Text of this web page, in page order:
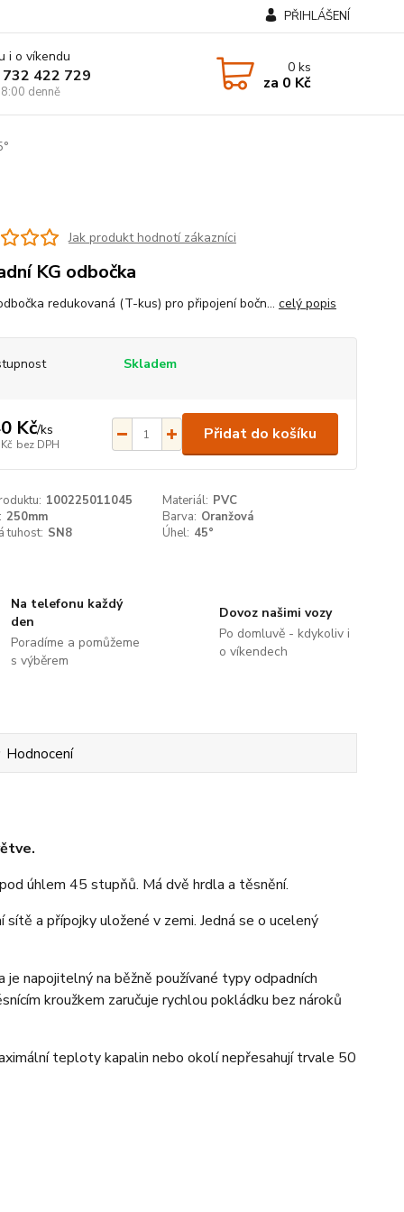
PŘIHLÁŠENÍ
i o víkendu
422 729
denně
0ks
za 0 Kč
Jak produkt hodnotí zákazníci
KG odbočka
redukovaná (T-kus) pro připojení bočn... celý popis
Skladem
Kč/ks
bez DPH
Přidat do košíku
100225011045 Materiál: PVC
250mm Barva: Oranžová
tuhost: SN8 Úhel: 45°
Na telefonu každý
den
Poradíme a pomůžeme
s výběrem
Dovoz našimi vozy
Po domluvě - kdykoliv i
o víkendech
Hodnocení
úhlem 45 stupňů. Má dvě hrdla a těsnění.
a přípojky uložené v zemi. Jedná se o ucelený
napojitelný na běžně používané typy odpadních
kroužkem zaručuje rychlou pokládku bez nároků
teploty kapalin nebo okolí nepřesahují trvale 50